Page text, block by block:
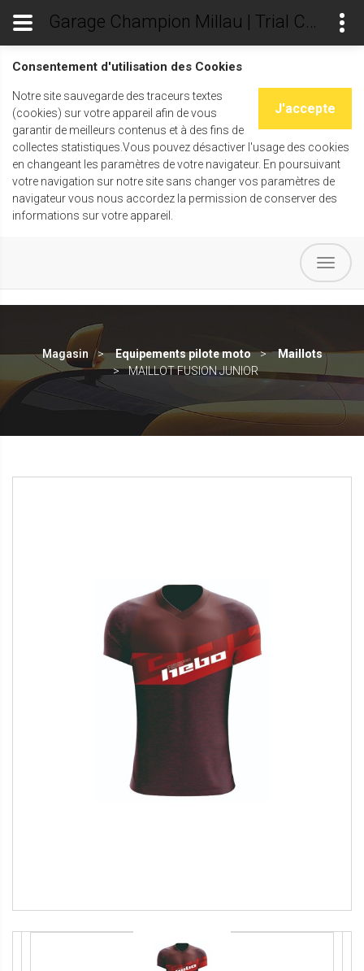
Consentement d'utilisation des Cookies
J'accepte
Notre site sauvegarde des traceurs textes
(cookies) sur votre appareil afin de vous
garantir de meilleurs contenus et à des fins de
collectes statistiques.Vous pouvez désactiver l'usage des cookies
en changeant les paramètres de votre navigateur. En poursuivant
votre navigation sur notre site sans changer vos paramètres de
navigateur vous nous accordez la permission de conserver des
informations sur votre appareil.
Garage Champion Millau | Trial Champ's
Magasin Equipements pilote moto
Maillots
MAILLOT FUSION JUNIOR